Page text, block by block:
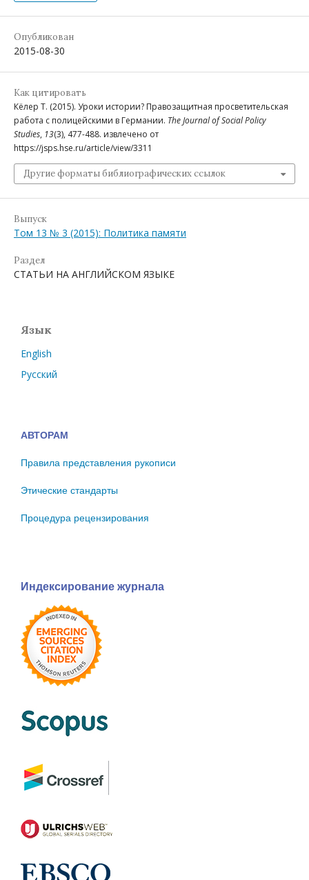
Опубликован
2015-08-30
Как цитировать
Кёлер Т. (2015). Уроки истории? Правозащитная просветительская
работа с полицейскими в Германии. The Journal of Social Policy
Studies, 13(3), 477-488. извлечено от
https://jsps.hse.ru/article/view/3311
Другие форматы библиографических ссылок
Выпуск
Том 13 № 3 (2015): Политика памяти
Раздел
СТАТЬИ НА АНГЛИЙСКОМ ЯЗЫКЕ
Язык
English
Русский
АВТОРАМ
Правила представления рукописи
Этические стандарты
Процедура рецензирования
Индексирование журнала